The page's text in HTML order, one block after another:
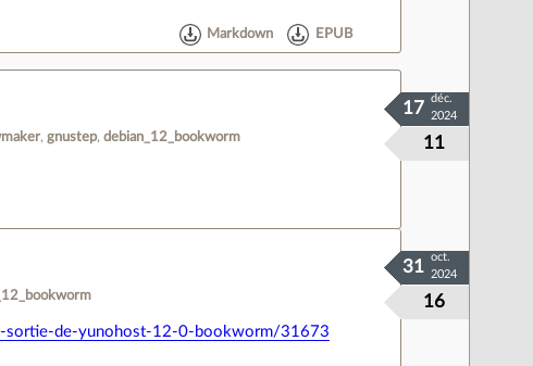
Markdown EPUB
gnustep debian_12_bookworm 11
17
déc.
2024
16
31
oct.
2024
de-yunohost-12-0-bookworm/31673